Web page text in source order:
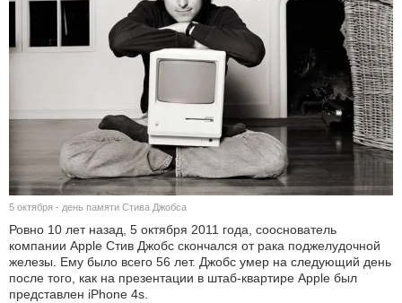
В МИРЕ
ОБЩЕСТВО
КУЛЬТУРА
НАУКА
СПОРТ
ШОУ-БИЗНЕС
АВТО И МОТО
5 октября - день памяти Стива Джобса
Ровно 10 лет назад, 5 октября 2011 года, сооснователь
компании Apple Стив Джобс скончался от рака поджелудочной
железы. Ему было всего 56 лет. Джобс умер на следующий день
после того, как на презентации в штаб-квартире Apple был
представлен iPhone 4s.